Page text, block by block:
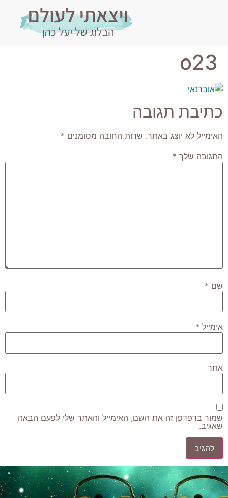
o23
כתיבת תגובה
האימייל לא יוצג באתר. שדות החובה מסומנים *
התגובה שלך *
שם *
אימייל *
אתר
שמור בדפדפן זה את השם, האימייל והאתר שלי לפעם הבאה
שאגיב.